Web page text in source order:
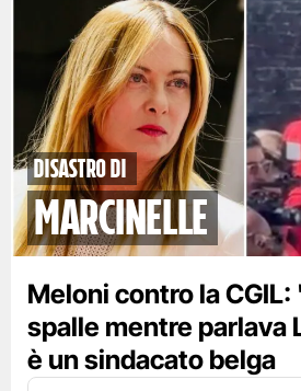
disastro di
marcinelle
Meloni contro la
spalle mentre parlava
è un sindacato belga